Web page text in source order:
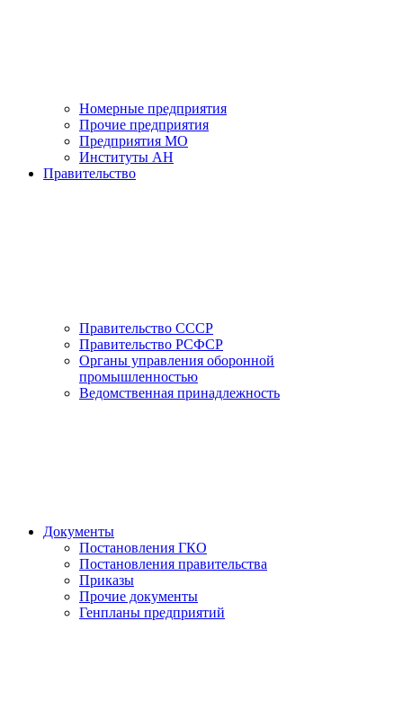
Номерные предприятия
Прочие предприятия
Предприятия МО
Институты АН
Правительство
Правительство СССР
Правительство РСФСР
Органы управления оборонной
промышленностью
Ведомственная принадлежность
Документы
Постановления ГКО
Постановления правительства
Приказы
Прочие документы
Генпланы предприятий